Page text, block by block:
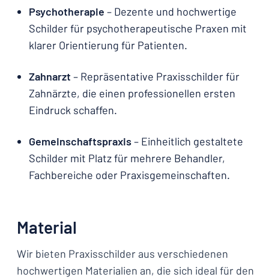
Psychotherapie – Dezente und hochwertige
Schilder für psychotherapeutische Praxen mit
klarer Orientierung für Patienten.
Zahnarzt – Repräsentative Praxisschilder für
Zahnärzte, die einen professionellen ersten
Eindruck schaffen.
Gemeinschaftspraxis– Einheitlich gestaltete
Schilder mit Platz für mehrere Behandler,
Fachbereiche oder Praxisgemeinschaften.
Material
Wir bieten Praxisschilder aus verschiedenen
hochwertigen Materialien an, die sich ideal für den